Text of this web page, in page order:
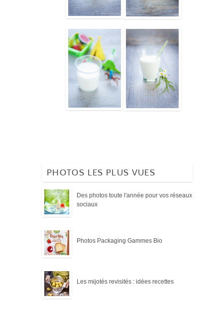
PHOTOS LES PLUS VUES
Des photos toute l'année pour vos réseaux
sociaux
Photos Packaging Gammes Bio
Les mijotés revisités : idées recettes